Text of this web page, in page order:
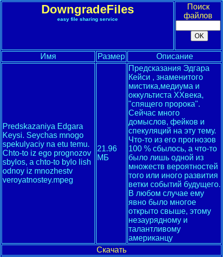
DowngradeFiles
easy file sharing service
Поиск
файлов
Имя Размер Описание
Predskazaniya Edgara
Keysi. Seychas mnogo
spekulyaciy na etu temu.
Chto-to iz ego prognozov
sbylos, a chto-to bylo lish
odnoy iz mnozhestv
veroyatnostey.mpeg
21.96
МБ
Предсказания Эдгара
Кейси , знаменитого
мистика,медиума и
оккультиста XXвека,
"спящего пророка".
Сейчас много
домыслов, фейков и
спекуляций на эту тему.
Что-то из его прогнозов
100 % сбылось, а что-то
было лишь одной из
множеств вероятностей
того или иного развития
ветки событий будущего.
В любом случае ему
явно было многое
открыто свыше, этому
незаурядному и
талантливому
американцу
Скачать